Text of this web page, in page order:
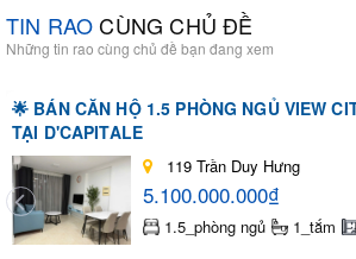
TIN RAOCÙNG CHỦ ĐỀ
Những tin rao cùng chủ đề bạn đang xem
🌟 BÁN CĂN HỘ 1.5 PHÒNG NGỦ VIEW
TẠI D'CAPITALE
119 Trần Duy Hưng
5.100.000.000₫
1.5_phòng ngủ 1_tắm